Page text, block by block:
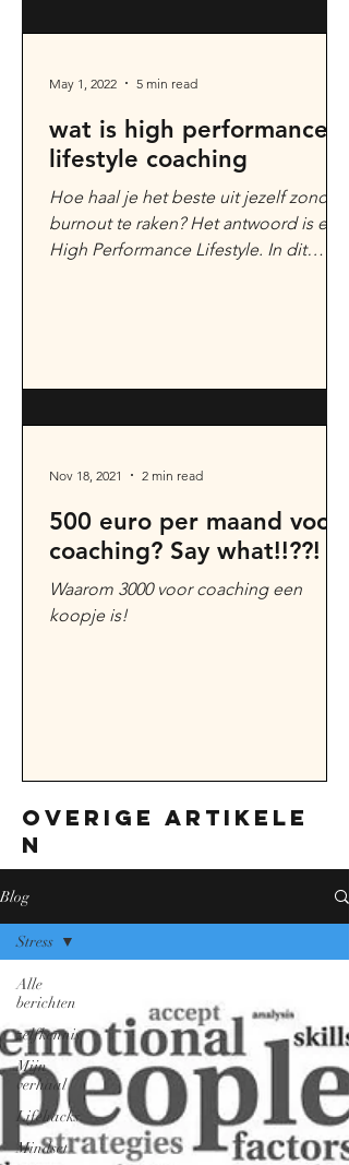
wat is high performance
lifestyle coaching
Hoe haal je het beste uit jezelf zonder
burnout te raken? Het antwoord is een
High Performance Lifestyle. In dit
May 1, 2022 5 min read
500 euro per maand voor
coaching? Say what!!??!
Waarom 3000 voor coaching een
koopje is!
Nov 18, 2021 2 min read
overige artikele
n
Blog
Alle
berichten
zelfkennis
Mijn
verhaal
Lifehacks
Mindset
Stress